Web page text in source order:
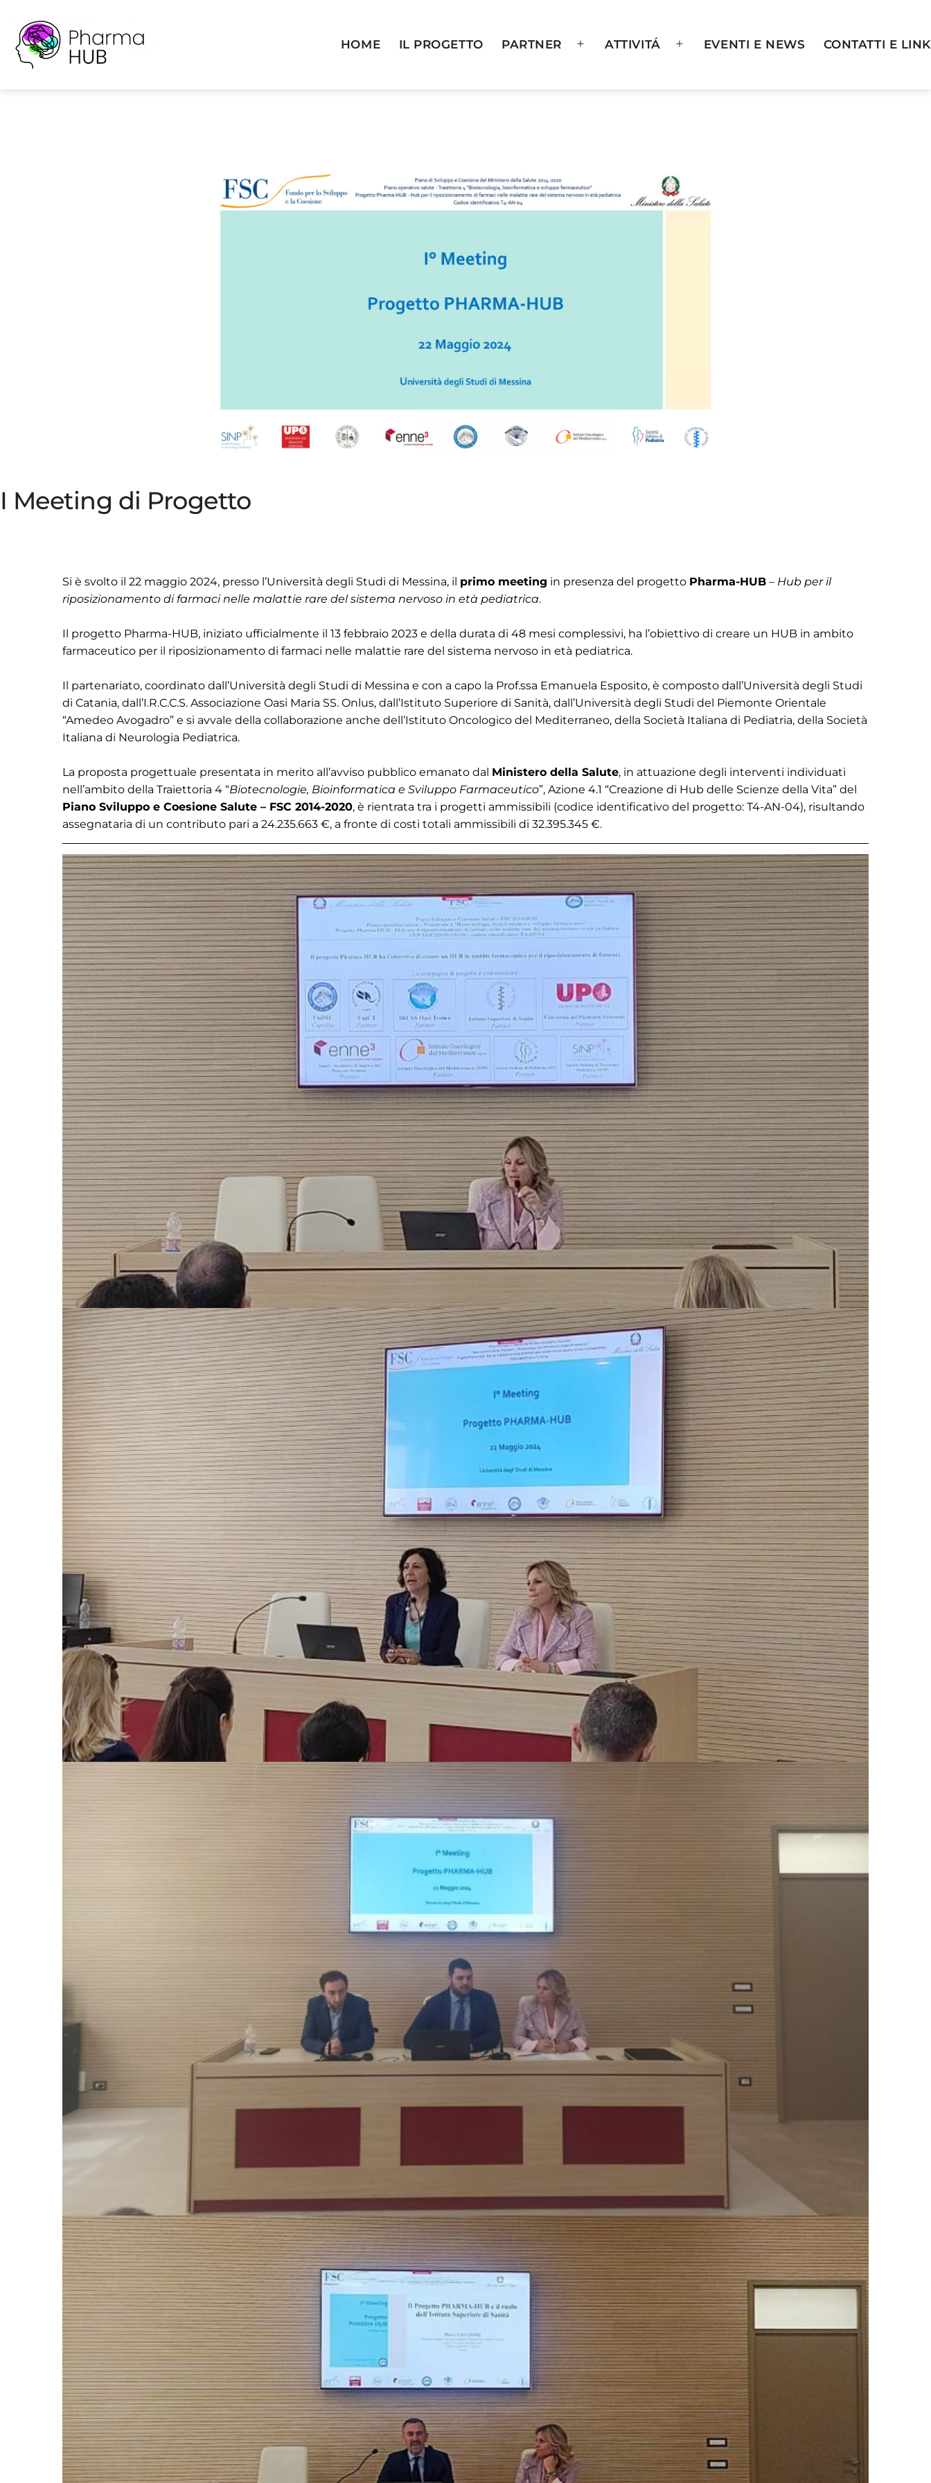
HOME IL PROGETTO PARTNER ATTIVITÁ EVENTI E NEWS CONTATTI E LINK
I Meeting di Progetto
Si è svolto il 22 maggio 2024, presso l’Università degli Studi di Messina, il primo meeting in presenza del progetto Pharma-HUB – Hub per il
riposizionamento di farmaci nelle malattie rare del sistema nervoso in età pediatrica.
Il progetto Pharma-HUB, iniziato ufficialmente il 13 febbraio 2023 e della durata di 48 mesi complessivi, ha l’obiettivo di creare un HUB in ambito
farmaceutico per il riposizionamento di farmaci nelle malattie rare del sistema nervoso in età pediatrica.
Il partenariato, coordinato dall’Università degli Studi di Messina e con a capo la Prof.ssa Emanuela Esposito, è composto dall’Università degli Studi
di Catania, dall’I.R.C.C.S. Associazione Oasi Maria SS. Onlus, dall’Istituto Superiore di Sanità, dall’Università degli Studi del Piemonte Orientale
“Amedeo Avogadro” e si avvale della collaborazione anche dell’Istituto Oncologico del Mediterraneo, della Società Italiana di Pediatria, della Società
Italiana di Neurologia Pediatrica.
La proposta progettuale presentata in merito all’avviso pubblico emanato dal Ministero della Salute, in attuazione degli interventi individuati
nell’ambito della Traiettoria 4 “Biotecnologie, Bioinformatica e Sviluppo Farmaceutico”, Azione 4.1 “Creazione di Hub delle Scienze della Vita” del
Piano Sviluppo e Coesione Salute – FSC 2014-2020, è rientrata tra i progetti ammissibili (codice identificativo del progetto: T4-AN-04), risultando
assegnataria di un contributo pari a 24.235.663 €, a fronte di costi totali ammissibili di 32.395.345 €.